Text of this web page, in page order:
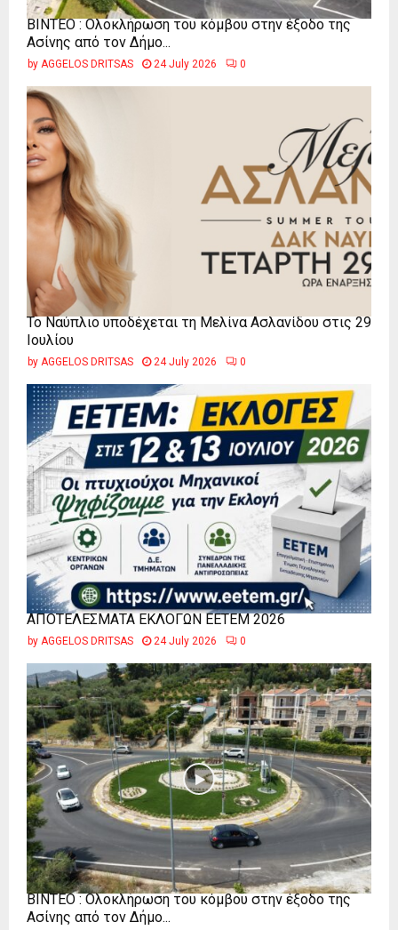
ΒΙΝΤΕΟ : Ολοκλήρωση του κόμβου στην έξοδο της
Ασίνης από τον Δήμο...
by AGGELOS DRITSAS 24 July 2026 0
Το Ναύπλιο υποδέχεται τη Μελίνα Ασλανίδου στις 29
Ιουλίου
by AGGELOS DRITSAS 24 July 2026 0
ΑΠΟΤΕΛΕΣΜΑΤΑ ΕΚΛΟΓΩΝ ΕΕΤΕΜ 2026
by AGGELOS DRITSAS 24 July 2026 0
ΒΙΝΤΕΟ : Ολοκλήρωση του κόμβου στην έξοδο της
Ασίνης από τον Δήμο...